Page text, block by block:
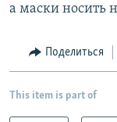
а маски носить
Поделиться
This item is part of